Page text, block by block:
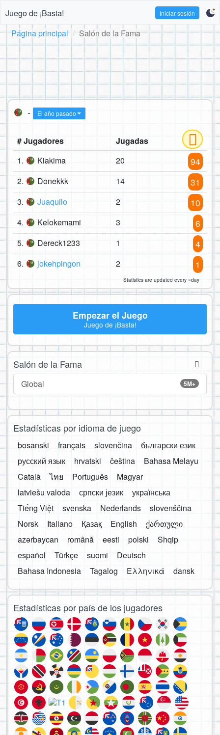
Juego de ¡Basta! Iniciar sesión
Página principal Salón de la Fama
- El año pasado
# Jugadores
Jugadas
1.
Kiakima 20 94
2. Donekkk 14 31
3. Juaquilo 2 10
4. Kelokemami 3 6
5. Dereck1233 1 4
6. jokehpingon 2 1
Statistics are updated every ~day
Empezar el Juego
Juego de ¡Basta!
Salón de la Fama
5M+
Global
Estadísticas por idioma de juego
bosanski français slovenčina
български език
русский язык
hrvatski čeština
Bahasa Melayu
Català
ไทย Português
Magyar
latviešu valoda
српски језик
українська
Tiếng Việt
svenska Nederlands
slovenščina
Norsk
Italiano Қазақ English
ქართული
azərbaycan
română eesti polski
Shqip
español
Türkçe suomi
Deutsch
Bahasa Indonesia
Tagalog Ελληνικά dansk
Estadísticas por país de los jugadores